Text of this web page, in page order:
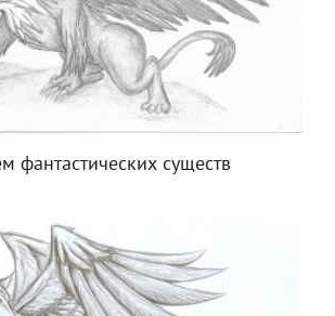
фантастических существ